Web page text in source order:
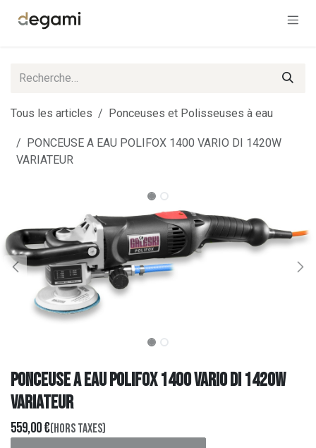
Tous les articles Ponceuses et Polisseuses à eau
PONCEUSE A EAU POLIFOX 1400 VARIO DI 1420W
VARIATEUR
PONCEUSE A EAU POLIFOX 1400 VARIO DI 1420W
VARIATEUR
559,00€(Hors taxes)